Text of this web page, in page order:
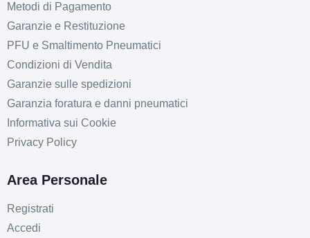
Metodi di Pagamento
Garanzie e Restituzione
PFU e Smaltimento Pneumatici
Condizioni di Vendita
Garanzie sulle spedizioni
Garanzia foratura e danni pneumatici
Informativa sui Cookie
Privacy Policy
Area Personale
Registrati
Accedi